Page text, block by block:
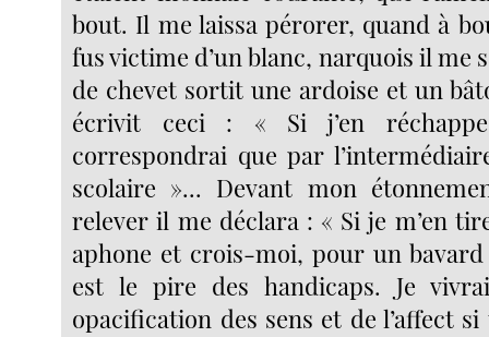
bout. Il me laissa pérorer, quand à
fus victime d’un blanc, narquois il me
de chevet sortit une ardoise et un
écrivit ceci : « Si j’en
correspondrai que par
scolaire »... Devant mon
relever il me déclara : « Si je m’en
aphone et crois-moi, pour un
est le pire des handicaps. Je
opacification des sens et de l’affect